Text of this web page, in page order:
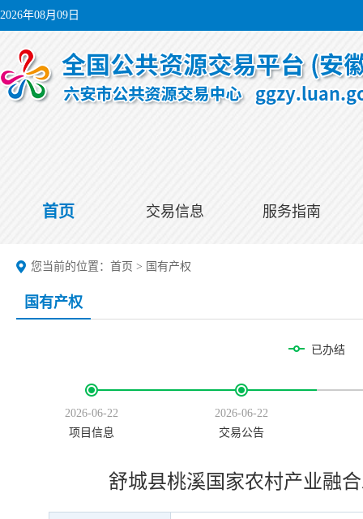
2026年08月09日
首页 交易信息 服务指南
您当前的位置： 首页 > 国有产权
国有产权
已办结
2026-06-22
项目信息
2026-06-22
交易公告
舒城县桃溪国家农村产业融